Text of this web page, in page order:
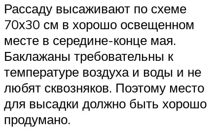
Рассаду высаживают по схеме
70х30 см в хорошо освещенном
месте в середине-конце мая.
Баклажаны требовательны к
температуре воздуха и воды и не
любят сквозняков. Поэтому место
для высадки должно быть хорошо
продумано.